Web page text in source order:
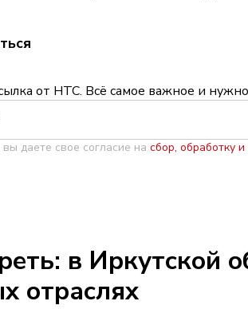
от НТС. Всё самое важное и
даете свое согласие на сбор, обработку
в Иркутской
отраслях